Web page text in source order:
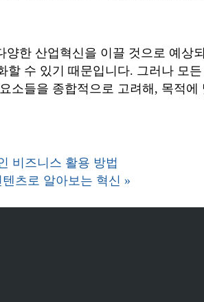
양한 산업혁신을 이끌 것으로 예상
할 수 있기 때문입니다. 그러나 모
소들을 종합적으로 고려해, 목적
비즈니스 활용 방법
츠로 알아보는 혁신 »